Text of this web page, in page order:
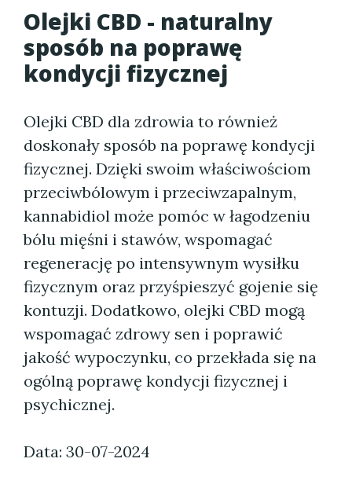
Olejki CBD - naturalny
sposób na poprawę
kondycji fizycznej
Olejki CBD dla zdrowia to również
doskonały sposób na poprawę kondycji
fizycznej. Dzięki swoim właściwościom
przeciwbólowym i przeciwzapalnym,
kannabidiol może pomóc w łagodzeniu
bólu mięśni i stawów, wspomagać
regenerację po intensywnym wysiłku
fizycznym oraz przyśpieszyć gojenie się
kontuzji. Dodatkowo, olejki CBD mogą
wspomagać zdrowy sen i poprawić
jakość wypoczynku, co przekłada się na
ogólną poprawę kondycji fizycznej i
psychicznej.
Data: 30-07-2024